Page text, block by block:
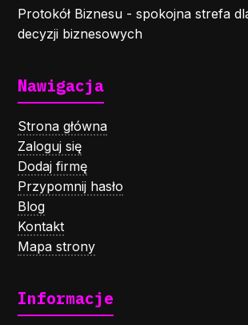
Protokół Biznesu - spokojna strefa
decyzji biznesowych
Nawigacja
Strona główna
Zaloguj się
Dodaj firmę
Przypomnij hasło
Blog
Kontakt
Mapa strony
Informacje